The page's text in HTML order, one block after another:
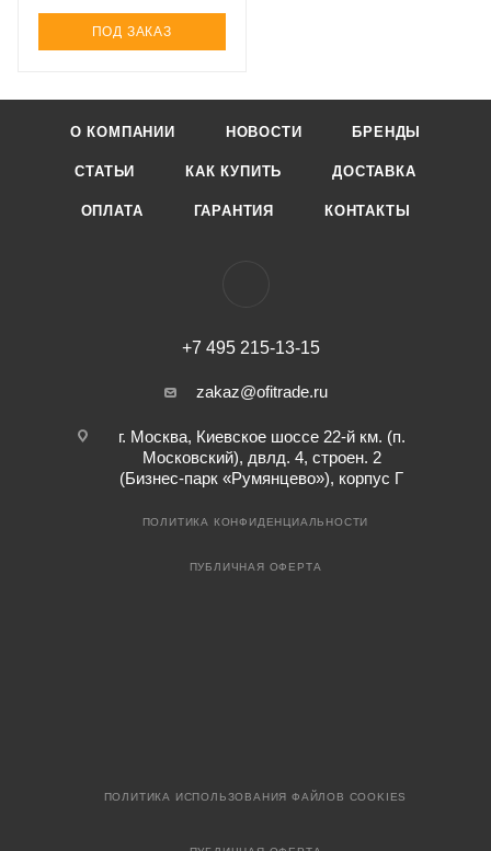
ПОД ЗАКАЗ
О КОМПАНИИ НОВОСТИ БРЕНДЫ
СТАТЬИ КАК КУПИТЬ ДОСТАВКА
ОПЛАТА ГАРАНТИЯ КОНТАКТЫ
+7 495 215-13-15
zakaz@ofitrade.ru
г. Москва, Киевское шоссе 22-й км. (п.
Московский), двлд. 4, строен. 2
(Бизнес-парк «Румянцево»), корпус Г
ПОЛИТИКА КОНФИДЕНЦИАЛЬНОСТИ
ПУБЛИЧНАЯ ОФЕРТА
ПОЛИТИКА ИСПОЛЬЗОВАНИЯ ФАЙЛОВ COOKIES